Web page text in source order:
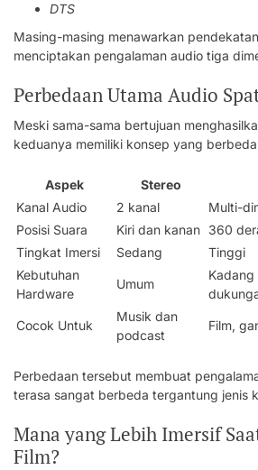
DTS
Masing-masing menawarkan
menciptakan pengalaman audio tiga
Perbedaan Utama Audio
Meski sama-sama bertujuan
keduanya memiliki konsep yang
Aspek Stereo
Kanal Audio
2 kanal
Multi-
Posisi Suara
Kiri dan kanan 360
Tingkat Imersi
Sedang
Tinggi
Kebutuhan
Hardware
Umum
Kadang
Cocok Untuk
Musik dan
podcast
Film,
Perbedaan tersebut membuat
terasa sangat berbeda tergantung jenis
Mana yang Lebih Imersif
Film?